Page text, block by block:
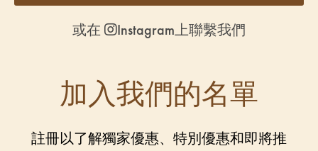
或在 Instagram上聯繫我們
加入我們的名單
註冊以了解獨家優惠、特別優惠和即將推